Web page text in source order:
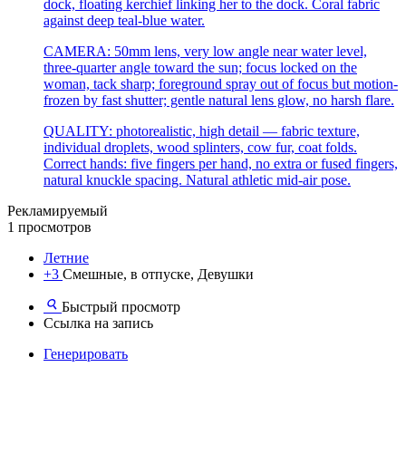
dock, floating kerchief linking her to the dock. Coral fabric
against deep teal-blue water.
CAMERA: 50mm lens, very low angle near water level,
three-quarter angle toward the sun; focus locked on the
woman, tack sharp; foreground spray out of focus but motion-
frozen by fast shutter; gentle natural lens glow, no harsh flare.
QUALITY: photorealistic, high detail — fabric texture,
individual droplets, wood splinters, cow fur, coat folds.
Correct hands: five fingers per hand, no extra or fused fingers,
natural knuckle spacing. Natural athletic mid-air pose.
Рекламируемый
1 просмотров
Летние
+3 Смешные, в отпуске, Девушки
Быстрый просмотр
Ссылка на запись
Генерировать